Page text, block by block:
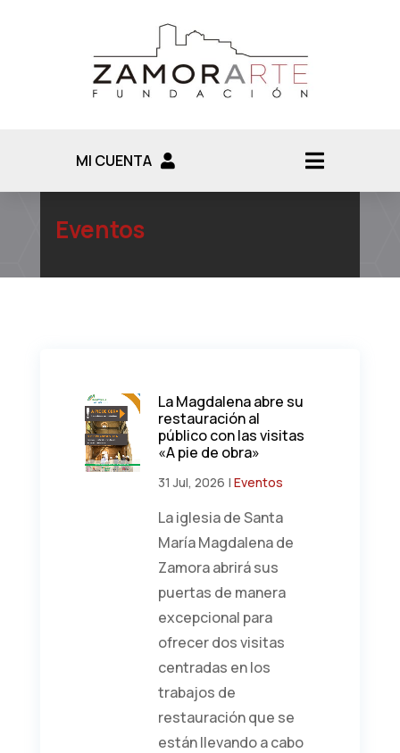
MI CUENTA
Eventos
La Magdalena abre su
restauración al
público con las visitas
«A pie de obra»
31 Jul, 2026 | Eventos
La iglesia de Santa
María Magdalena de
Zamora abrirá sus
puertas de manera
excepcional para
ofrecer dos visitas
centradas en los
trabajos de
restauración que se
están llevando a cabo